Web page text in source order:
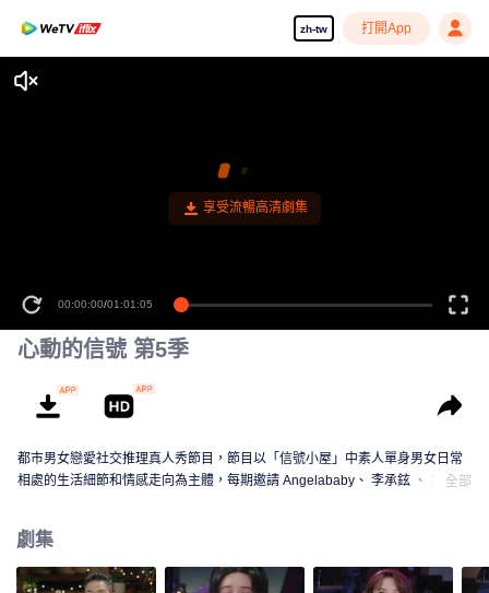
zh-tw 打開App
享受流暢高清劇集
00:00:00/01:01:05
心動的信號 第5季
都市男女戀愛社交推理真人秀節目，節目以「信號小屋」中素人單身男女日常
相處的生活細節和情感走向為主體，每期邀請 Angelababy、 李承鉉 、 吳昕、
全部
劇集